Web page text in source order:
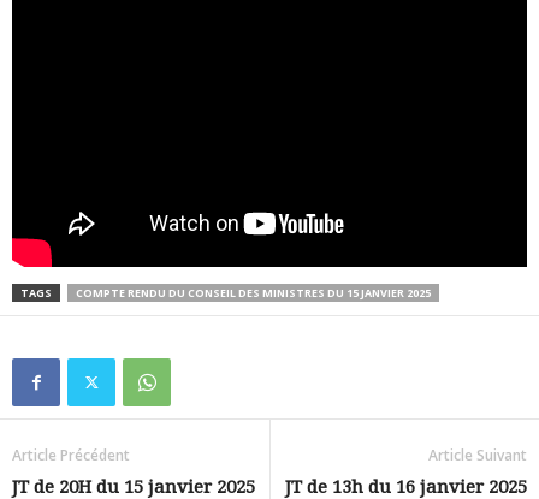
TAGS COMPTE RENDU DU CONSEIL DES MINISTRES DU 15 JANVIER 2025
Article Précédent
JT de 20H du 15 janvier 2025
Article Suivant
JT de 13h du 16 janvier 2025